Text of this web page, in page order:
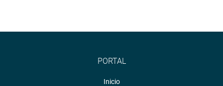
PORTAL
Inicio